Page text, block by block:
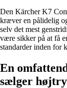
Den Kärcher K7
kræver en pålidelig
selv det mest
være sikker på at få
standarder inden for
En
sælger